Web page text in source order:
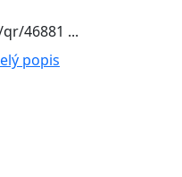
46881 ...
popis